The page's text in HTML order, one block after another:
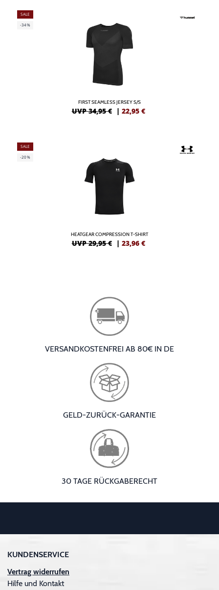
SALE
-34%
FIRST SEAMLESS JERSEY S/S
UVP 34,95 € | 22,95 €
SALE
-20%
HEATGEAR COMPRESSION T-SHIRT
UVP 29,95 € | 23,96 €
VERSANDKOSTENFREI AB 80€ IN DE
GELD-ZURÜCK-GARANTIE
30 TAGE RÜCKGABERECHT
KUNDENSERVICE
Vertrag widerrufen
Hilfe und Kontakt